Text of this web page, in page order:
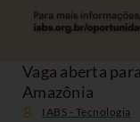
Vaga aberta
Amazônia
IABS - Tecnologia